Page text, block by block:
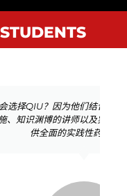
代的课程、一流
价格。它真正提